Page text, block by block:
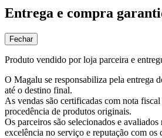
Entrega e compra
Fechar
Produto vendido por loja parceira e
O Magalu se responsabiliza pela entrega
até o destino final.
As vendas são certificadas com nota fiscal
procedência de produtos originais.
Os parceiros são selecionados e
excelência no serviço e reputação com os